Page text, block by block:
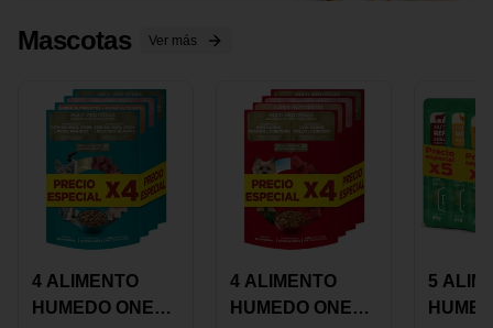
Mascotas Ver más
4 ALIMENTO
HUMEDO ONE
4 ALIMENTO
HUMEDO ONE
5